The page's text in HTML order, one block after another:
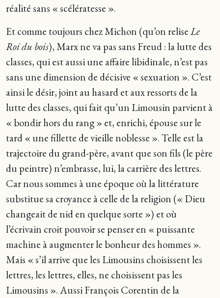
réalité sans « scélératesse ».
Et comme toujours chez Michon (qu’on reliseLe
Roi du bois), Marx ne va pas sans Freud : la lutte des
classes, qui est aussi une affaire libidinale, n’est pas
sans une dimension de décisive « sexuation ». C’est
ainsi le désir, joint au hasard et aux ressorts de la
lutte des classes, qui fait qu’un Limousin parvient à
« bondir hors du rang » et, enrichi, épouse sur le
tard « une fillette de vieille noblesse ». Telle est la
trajectoire du grand-père, avant que son fils (le père
du peintre) n’embrasse, lui, la carrière des lettres.
Car nous sommes à une époque où la littérature
substitue sa croyance à celle de la religion (« Dieu
changeait de nid en quelque sorte ») et où
l’écrivain croit pouvoir se penser en « puissante
machine à augmenter le bonheur des hommes ».
Mais « s’il arrive que les Limousins choisissent les
lettres, les lettres, elles, ne choisissent pas les
Limousins ». Aussi François Corentin de la